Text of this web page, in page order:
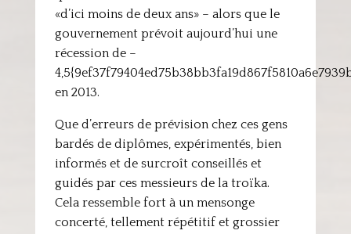
«d’ici moins de deux ans» – alors que le
gouvernement prévoit aujourd’hui une
récession de –
en 2013.
Que d’erreurs de prévision chez ces gens
bardés de diplômes, expérimentés, bien
informés et de surcroît conseillés et
guidés par ces messieurs de la troïka.
Cela ressemble fort à un mensonge
concerté, tellement répétitif et grossier